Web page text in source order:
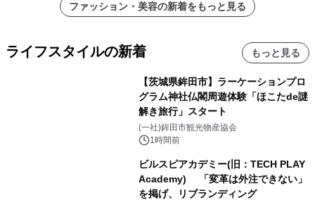
ファッション・美容の新着をもっと見る
ライフスタイルの新着 もっと見る
【茨城県鉾田市】ラーケーションプロ
グラム神社仏閣周遊体験「ほこたde謎
解き旅行」スタート
(一社)鉾田市観光物産協会
1時間前
ビルスピアカデミー(旧：TECH PLAY
Academy) 「変革は外注できない」
を掲げ、リブランディング